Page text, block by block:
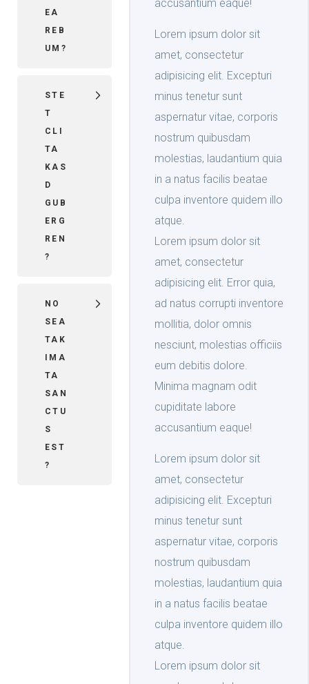
EA
REB
UM?
STE
T
CLI
TA
KAS
D
GUB
ERG
REN
?
NO
SEA
TAK
IMA
TA
SAN
CTU
S
EST
?
accusantium eaque!
Lorem ipsum dolor sit
amet, consectetur
adipisicing elit. Excepturi
minus tenetur sunt
aspernatur vitae, corporis
nostrum quibusdam
molestias, laudantium quia
in a natus facilis beatae
culpa inventore quidem illo
atque.
Lorem ipsum dolor sit
amet, consectetur
adipisicing elit. Error quia,
ad natus corrupti inventore
mollitia, dolor omnis
nesciunt, molestias officiis
eum debitis dolore.
Minima magnam odit
cupiditate labore
accusantium eaque!
Lorem ipsum dolor sit
amet, consectetur
adipisicing elit. Excepturi
minus tenetur sunt
aspernatur vitae, corporis
nostrum quibusdam
molestias, laudantium quia
in a natus facilis beatae
culpa inventore quidem illo
atque.
Lorem ipsum dolor sit